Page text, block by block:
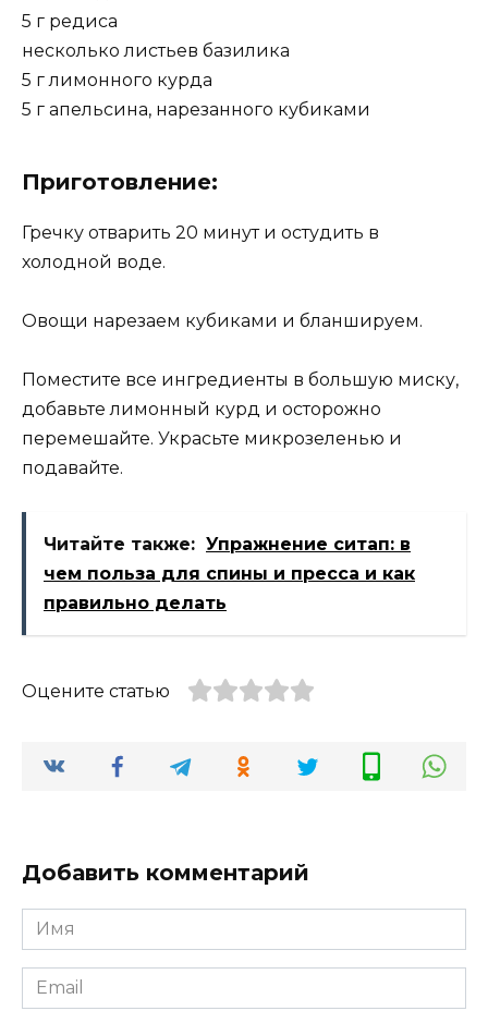
5 г редиса
несколько листьев базилика
5 г лимонного курда
5 г апельсина, нарезанного кубиками
Приготовление:
Гречку отварить 20 минут и остудить в
холодной воде.
Овощи нарезаем кубиками и бланшируем.
Поместите все ингредиенты в большую миску,
добавьте лимонный курд и осторожно
перемешайте. Украсьте микрозеленью и
подавайте.
Читайте также: Упражнение ситап: в
чем польза для спины и пресса и как
правильно делать
Оцените статью
Добавить комментарий
Имя
Email